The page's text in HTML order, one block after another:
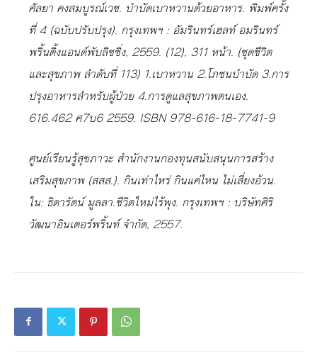
ศัลยา คงสมบูรณ์เวช. บำบัดเบาหวานด้วยอาหาร. พิมพ์ครั้ง
ที่ 4 (ฉบับปรับปรุง). กรุงเทพฯ : อัมรินทร์เฮลท์ อมรินทร์
พริ้นติ้งแอนด์พับลิชชิ่ง, 2559. (12), 311 หน้า. (ชุดชีวิต
และสุขภาพ ลำดับที่ 113) 1.เบาหวาน 2.โภชนบำบัด 3.การ
ปรุงอาหารสำหรับผู้ป่วย 4.การดูแลสุขภาพตนเอง.
616.462 ศ7บ6 2559. ISBN 978-616-18-7741-9
ศูนย์เรียนรู้สุขภาวะ สำนักงานกองทุนสนับสนุนการสร้าง
เสริมสุขภาพ (สสส.). กินเท่าไหร่ กินแค่ไหน ไม่เสี่ยงอ้วน.
ใน: ธิดารัตน์ มูลลา.ชีวิตใหม่ไร้พุง. กรุงเทพฯ : บริษัทศิริ
วัฒนาอินเตอร์พริ้นท์ จำกัด, 2557.